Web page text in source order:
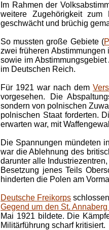
Im Rahmen der
weitere Zugehörigkeit zum
geschwächt und brüchig
So mussten große Gebiete (
zwei früheren
sowie im
im Deutschen Reich.
Für 1921 war nach dem
vorgesehen. Die
sondern von polnischen
polnischen Staat forderten.
erwarten war, mit
Die Spannungen mündeten
war die Ablehnung des
darunter alle
Besetzung jenes Teils
hinderten die Polen am
Deutsche Freikorps
Gegend um den St.
Mai 1921 bildete. Die
Militärführung scharf kritisiert.